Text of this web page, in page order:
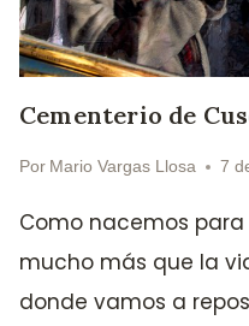
Cementerio de
Por Mario Vargas Llosa 7
Como nacemos
mucho más que la
donde vamos a